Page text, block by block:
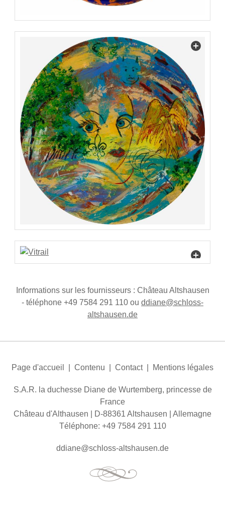
Informations sur les fournisseurs : Château Altshausen
- téléphone +49 7584 291 110 ou dd n schl
ss-
ltsh
s n d
Page d'accueil Contenu Contact| Mentions légales
S.A.R. la duchesse Diane de Wurtemberg, princesse de
France
Château d'Althausen | D-88361 Altshausen | Allemagne
Téléphone: +49 7584 291 110
dd n schl ss- ltsh s n d